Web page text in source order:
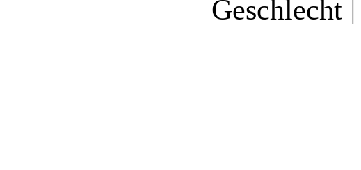
Geschlecht